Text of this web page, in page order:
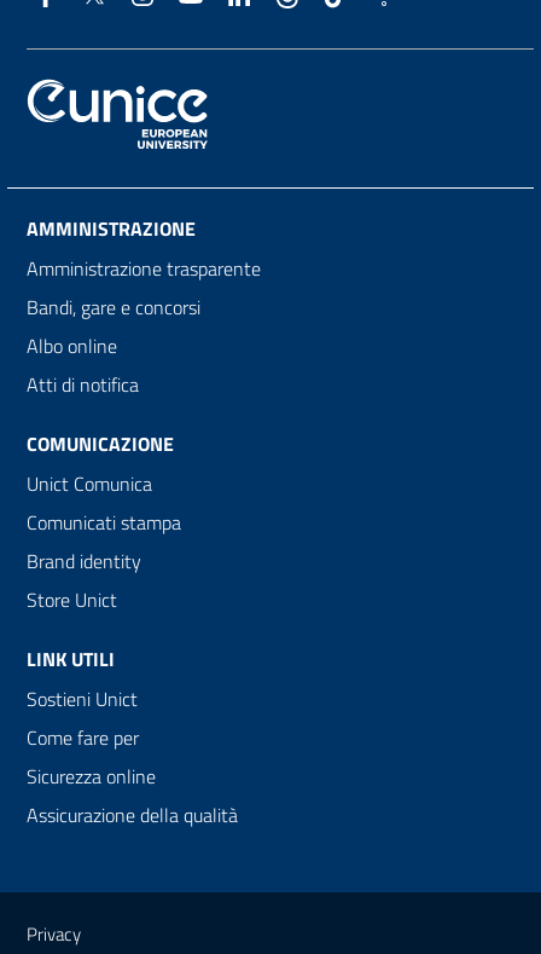
AMMINISTRAZIONE
Amministrazione trasparente
Bandi, gare e concorsi
Albo online
Atti di notifica
COMUNICAZIONE
Unict Comunica
Comunicati stampa
Brand identity
Store Unict
LINK UTILI
Sostieni Unict
Come fare per
Sicurezza online
Assicurazione della qualità
Link e informazioni utili
Privacy